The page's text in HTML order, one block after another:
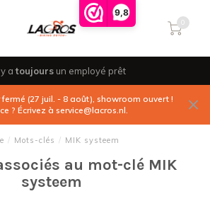
9,8
0
y atoujoursun employé prêt
(27 juil. - 8 août), showroom ouvert !
? Écrivez à service@lacros.nl.
/ Mots-clés / MIK systeem
au mot-clé MIK
systeem